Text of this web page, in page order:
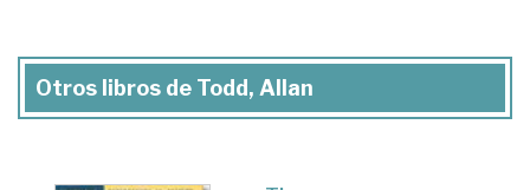
Otros libros de Todd, Allan